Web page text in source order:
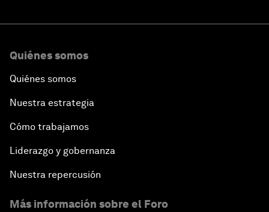
Quiénes somos
Quiénes somos
Nuestra estrategia
Cómo trabajamos
Liderazgo y gobernanza
Nuestra repercusión
Más información sobre el Foro